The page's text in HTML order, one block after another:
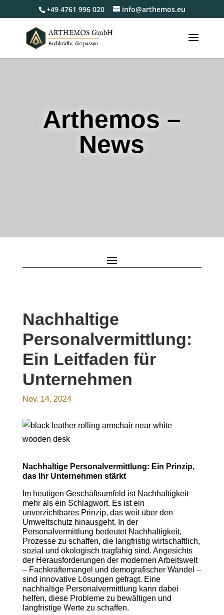
+49 4761 996 020 info@arthemos.eu
Arthemos –
News
Nachhaltige
Personalvermittlung:
Ein Leitfaden für
Unternehmen
Nov. 14, 2024
Nachhaltige Personalvermittlung: Ein Prinzip,
das Ihr Unternehmen stärkt
Im heutigen Geschäftsumfeld ist Nachhaltigkeit
mehr als ein Schlagwort. Es ist ein
unverzichtbares Prinzip, das weit über den
Umweltschutz hinausgeht. In der
Personalvermittlung bedeutet Nachhaltigkeit,
Prozesse zu schaffen, die langfristig wirtschaftlich,
sozial und ökologisch tragfähig sind. Angesichts
der Herausforderungen der modernen Arbeitswelt
– Fachkräftemangel und demografischer Wandel –
sind innovative Lösungen gefragt. Eine
nachhaltige Personalvermittlung kann dabei
helfen, diese Probleme zu bewältigen und
langfristige Werte zu schaffen.